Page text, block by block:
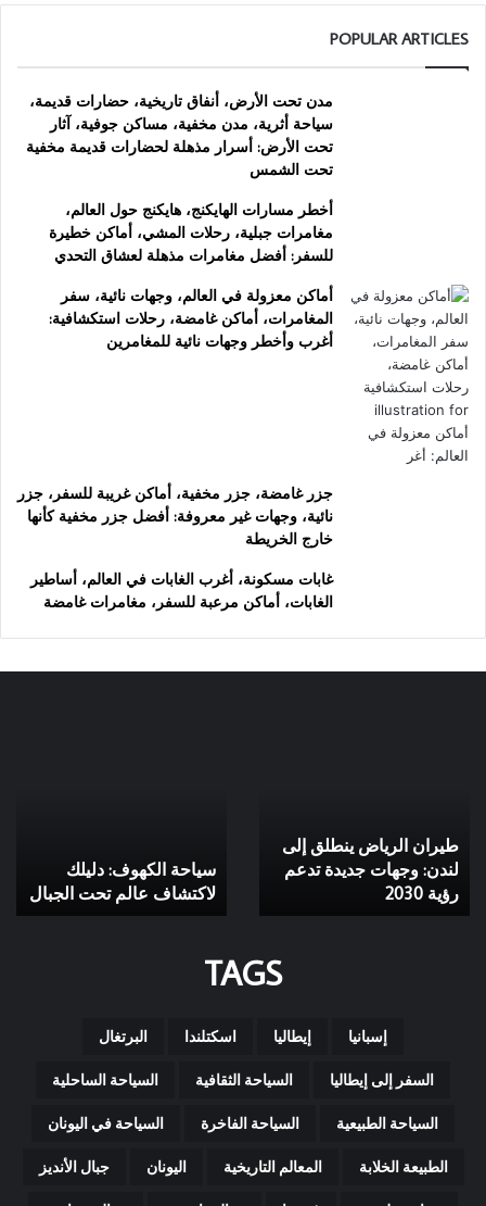
POPULAR ARTICLES
مدن تحت الأرض، أنفاق تاريخية، حضارات قديمة،
سياحة أثرية، مدن مخفية، مساكن جوفية، آثار
تحت الأرض: أسرار مذهلة لحضارات قديمة مخفية
تحت الشمس
أخطر مسارات الهايكنج، هايكنج حول العالم،
مغامرات جبلية، رحلات المشي، أماكن خطيرة
للسفر: أفضل مغامرات مذهلة لعشاق التحدي
أماكن معزولة في العالم، وجهات نائية، سفر
المغامرات، أماكن غامضة، رحلات استكشافية:
أغرب وأخطر وجهات نائية للمغامرين
جزر غامضة، جزر مخفية، أماكن غريبة للسفر، جزر
نائية، وجهات غير معروفة: أفضل جزر مخفية كأنها
خارج الخريطة
غابات مسكونة، أغرب الغابات في العالم، أساطير
الغابات، أماكن مرعبة للسفر، مغامرات غامضة
وجهات
جديدة
تدعم
رؤية
طيران الرياض ينطلق إلى
لندن: وجهات جديدة تدعم
رؤية 2030
الجبال
سياحة الكهوف: دليلك
لاكتشاف عالم تحت الجبال
TAGS
إسبانيا إيطاليا اسكتلندا البرتغال
السفر إلى إيطاليا السياحة الثقافية السياحة الساحلية
السياحة الطبيعية السياحة الفاخرة السياحة في اليونان
الطبيعة الخلابة المعالم التاريخية اليونان جبال الأنديز